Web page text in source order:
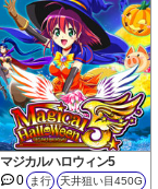
マジカルハロウィン5
0 ま行 天井狙い目450G